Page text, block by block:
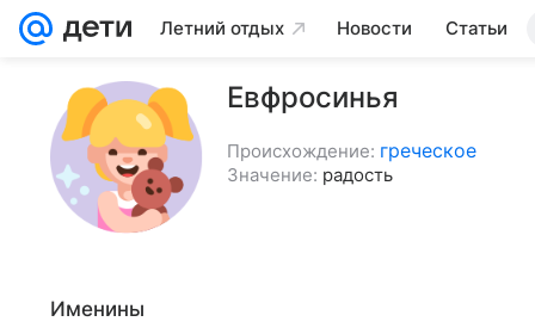
Летний отдых Новости Статьи
Евфросинья
Происхождение: греческое
Значение: радость
Именины